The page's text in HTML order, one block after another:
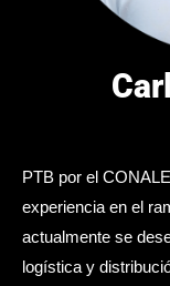
PTB por el
experiencia en el
actualmente se
logística y